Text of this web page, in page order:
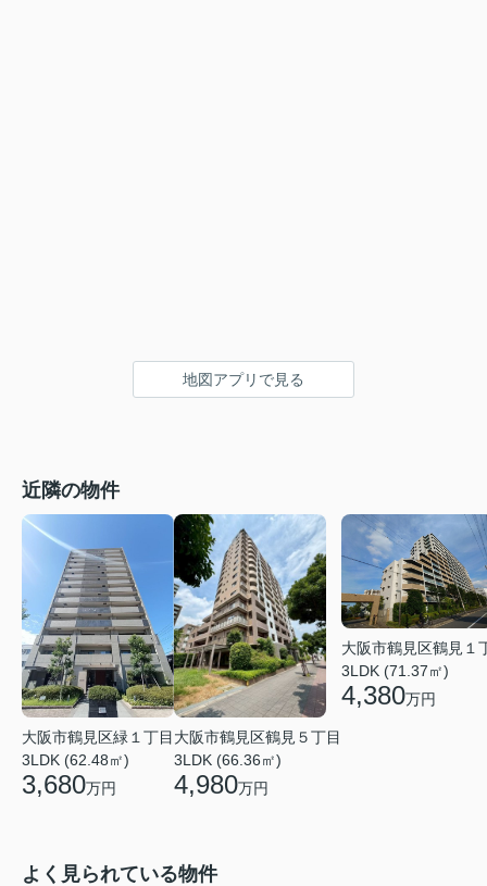
地図アプリで見る
近隣の物件
大阪市鶴見区緑１丁目
3LDK (62.48㎡)
3,680万円
大阪市鶴見区鶴見５丁目
3LDK (66.36㎡)
4,980万円
大阪市鶴見区鶴見１
3LDK (71.37㎡)
4,380万円
よく見られている物件